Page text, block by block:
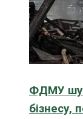
ФДМУ
бізнесу,